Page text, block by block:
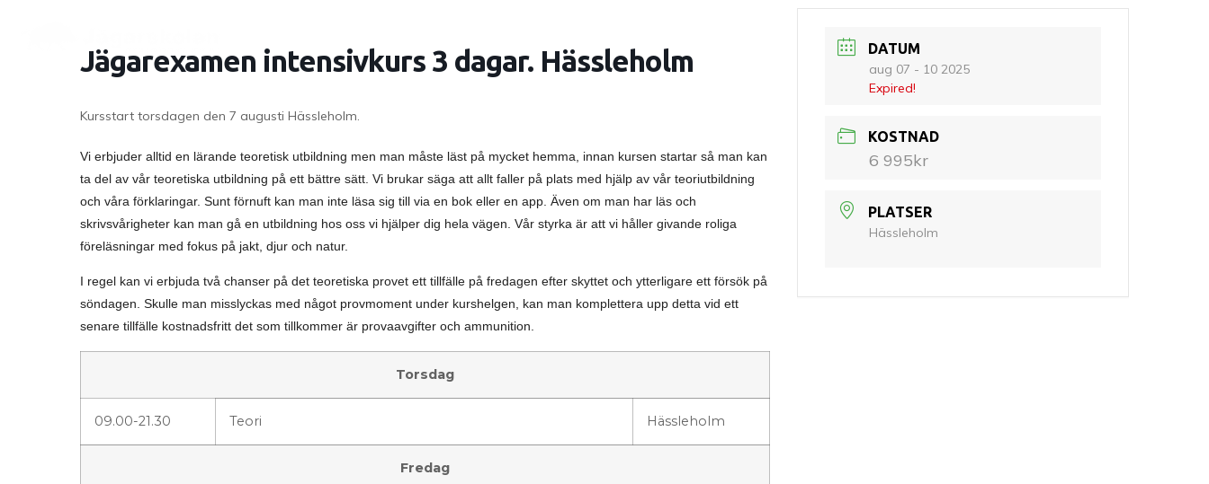
Jägarexamen intensivkurs 3 dagar. Hässleholm
Kursstart torsdagen den 7 augusti Hässleholm.
Vi erbjuder alltid en lärande teoretisk utbildning men man måste läst på mycket hemma, innan kursen startar så man kan
ta del av vår teoretiska utbildning på ett bättre sätt. Vi brukar säga att allt faller på plats med hjälp av vår teoriutbildning
och våra förklaringar. Sunt förnuft kan man inte läsa sig till via en bok eller en app. Även om man har läs och
skrivsvårigheter kan man gå en utbildning hos oss vi hjälper dig hela vägen. Vår styrka är att vi håller givande roliga
föreläsningar med fokus på jakt, djur och natur.
I regel kan vi erbjuda två chanser på det teoretiska provet ett tillfälle på fredagen efter skyttet och ytterligare ett försök på
söndagen. Skulle man misslyckas med något provmoment under kurshelgen, kan man komplettera upp detta vid ett
senare tillfälle kostnadsfritt det som tillkommer är provaavgifter och ammunition.
Torsdag
09.00-21.30 Teori Hässleholm
Fredag
DATUM
aug 07 - 10 2025
Expired!
KOSTNAD
6 995kr
PLATSER
Hässleholm